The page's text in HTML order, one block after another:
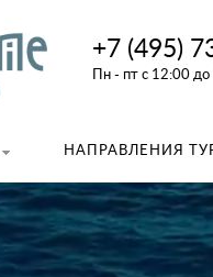
+7 (495)
Пн - пт с 12:00
НАПРАВЛЕНИЯ